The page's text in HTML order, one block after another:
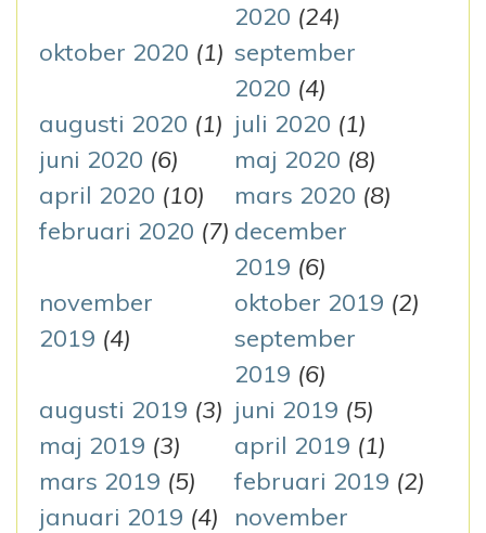
2020 (24)
oktober 2020 (1) september
2020 (4)
augusti 2020 (1) juli 2020 (1)
juni 2020 (6) maj 2020 (8)
april 2020 (10) mars 2020 (8)
februari 2020 (7) december
2019 (6)
november
2019 (4)
oktober 2019 (2)
september
2019 (6)
augusti 2019 (3) juni 2019 (5)
maj 2019 (3) april 2019 (1)
mars 2019 (5) februari 2019 (2)
januari 2019 (4)
november